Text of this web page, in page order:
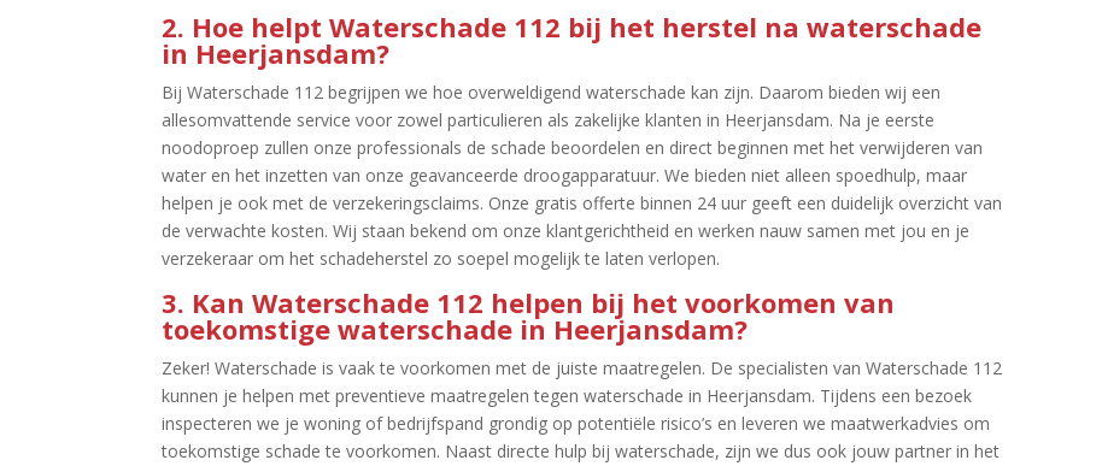
2.​ Hoe helpt Waterschade 112 bij het herstel na waterschade
in Heerjansdam?
Bij Waterschade 112 begrijpen we hoe overweldigend waterschade kan zijn.​ Daarom bieden wij een
allesomvattende service voor zowel particulieren als zakelijke klanten in Heerjansdam.​ Na je eerste
noodoproep zullen onze professionals de schade beoordelen en direct beginnen met het verwijderen van
water en het inzetten van onze geavanceerde droogapparatuur.​ We bieden niet alleen spoedhulp, maar
helpen je ook met de verzekeringsclaims.​ Onze gratis offerte binnen 24 uur geeft een duidelijk overzicht van
de verwachte kosten.​ Wij staan bekend om onze klantgerichtheid en werken nauw samen met jou en je
verzekeraar om het schadeherstel zo soepel mogelijk te laten verlopen.​
3.​ Kan Waterschade 112 helpen bij het voorkomen van
toekomstige waterschade in Heerjansdam?
Zeker! Waterschade is vaak te voorkomen met de juiste maatregelen.​ De specialisten van Waterschade 112
kunnen je helpen met preventieve maatregelen tegen waterschade in Heerjansdam.​ Tijdens een bezoek
inspecteren we je woning of bedrijfspand grondig op potentiële risico’s en leveren we maatwerkadvies om
toekomstige schade te voorkomen.​ Naast directe hulp bij waterschade, zijn we dus ook jouw partner in het